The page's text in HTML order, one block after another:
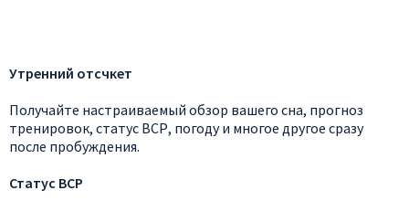
Утренний отсчкет
Получайте настраиваемый обзор вашего сна, прогноз
тренировок, статус ВСР, погоду и многое другое сразу
после пробуждения.
Статус ВСР